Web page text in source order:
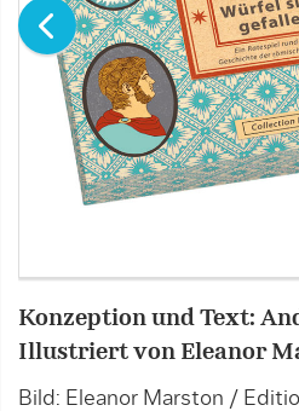
Konzeption und Text:
Illustriert von Eleanor
Bild: Eleanor Marston /